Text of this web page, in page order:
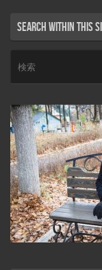
Search within this